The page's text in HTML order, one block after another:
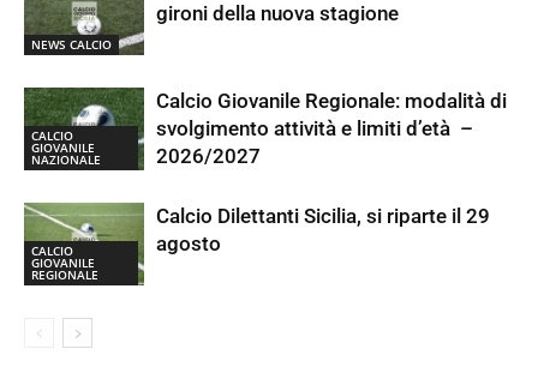
NEWS CALCIO
gironi della nuova stagione
CALCIO
GIOVANILE
NAZIONALE
Calcio Giovanile Regionale: modalità di
svolgimento attività e limiti d’età –
2026/2027
CALCIO
GIOVANILE
REGIONALE
Calcio Dilettanti Sicilia, si riparte il 29
agosto